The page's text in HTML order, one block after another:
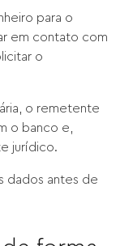
para o
em contato com
o
o remetente
o banco e,
jurídico.
dados antes de